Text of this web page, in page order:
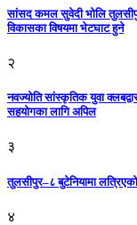
सांसद कमल सुवेदी भोलि
विकासका विषयमा भेटघाट हुने
२
नवज्योति सांस्कृतिक युवा
सहयोगका लागि अपिल
३
तुलसीपुर–८ बुटेनियामा
४